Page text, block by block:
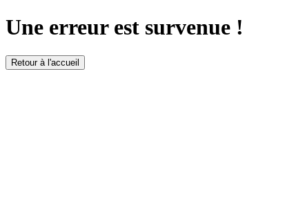
Une erreur est survenue !
Retour à l'accueil